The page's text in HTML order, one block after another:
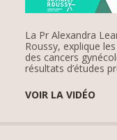
La Pr Alexandra
Roussy, explique
des cancers
résultats d’études
VOIR LA VIDÉO